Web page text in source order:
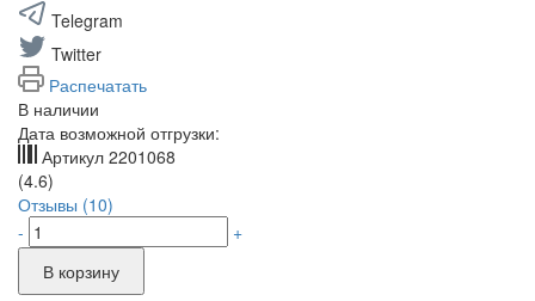
Telegram
Twitter
Распечатать
В наличии
Дата возможной отгрузки:
Артикул 2201068
(4.6)
Отзывы (10)
-
+
В корзину